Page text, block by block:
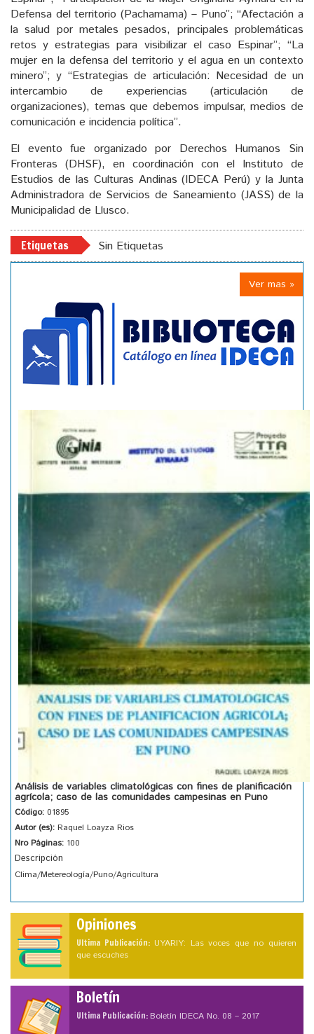
Defensa del territorio (Pachamama) – Puno”; “Afectación a
la salud por metales pesados, principales problemáticas
retos y estrategias para visibilizar el caso Espinar”; “La
mujer en la defensa del territorio y el agua en un contexto
minero”; y “Estrategias de articulación: Necesidad de un
intercambio de experiencias (articulación de
organizaciones), temas que debemos impulsar, medios de
comunicación e incidencia política”.
El evento fue organizado por Derechos Humanos Sin
Fronteras (DHSF), en coordinación con el Instituto de
Estudios de las Culturas Andinas (IDECA Perú) y la Junta
Administradora de Servicios de Saneamiento (JASS) de la
Municipalidad de Llusco.
Etiquetas Sin Etiquetas
Ver mas »
Análisis de variables climatológicas con fines de planificación
agrícola; caso de las comunidades campesinas en Puno
Código: 01895
Autor (es): Raquel Loayza Rios
Nro Páginas: 100
Descripción
Clima/Metereología/Puno/Agricultura
Opiniones
Ultima Publicación: UYARIY: Las voces que no quieren
que escuches
Boletín
Ultima Publicación:Boletín IDECA No. 08 – 2017